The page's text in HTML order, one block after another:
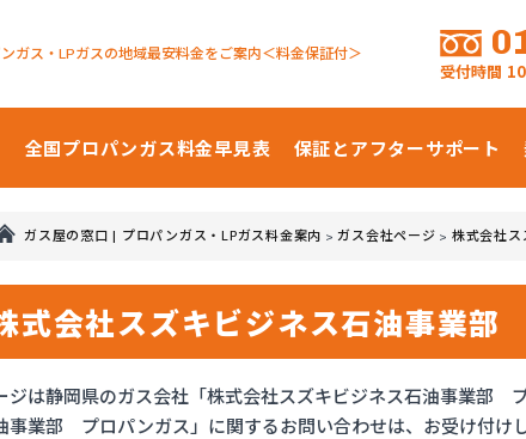
ガス・LPガスの地域最安料金をご案内＜料金保証付＞
受付時間
全国プロパンガス料金早見表 保証とアフターサポート
ガス屋の窓口 | プロパンガス・LPガス料金案内 >ガス会社ページ > 株式会社
式会社スズキビジネス石油事業
ジは静岡県のガス会社「株式会社スズキビジネス石油事業部
事業部 プロパンガス」に関するお問い合わせは、お受け付け